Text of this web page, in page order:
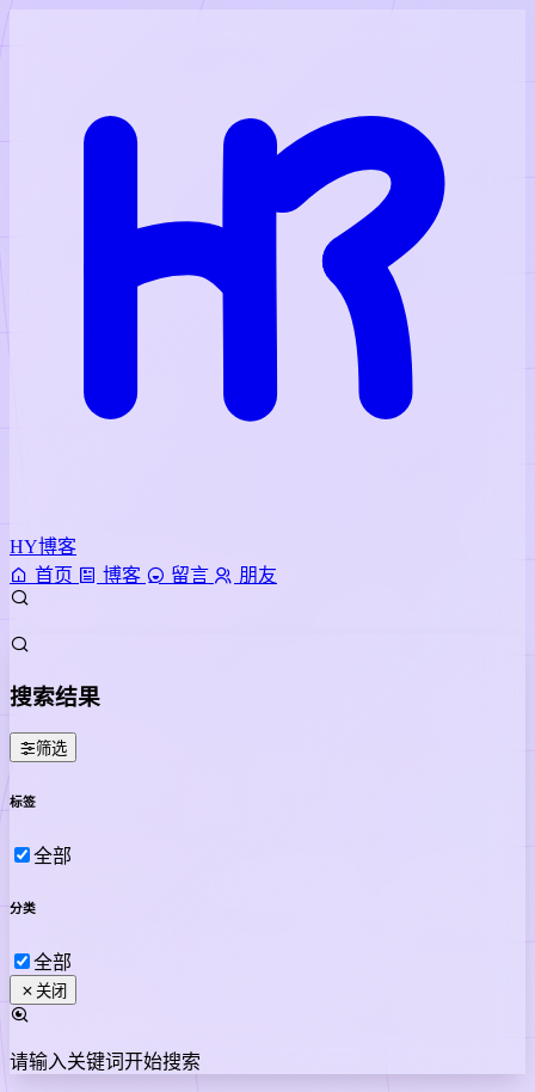
HY博客
首页
博客 留言 朋友
搜索结果
筛选
标签
全部
分类
全部
关闭
请输入关键词开始搜索